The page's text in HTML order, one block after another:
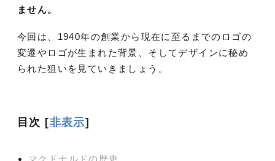
ません。
今回は、1940年の創業から現在に至るまでのロゴの
変遷やロゴが生まれた背景、そしてデザインに秘め
られた狙いを見ていきましょう。
目次 [非表示]
マクドナルドの歴史